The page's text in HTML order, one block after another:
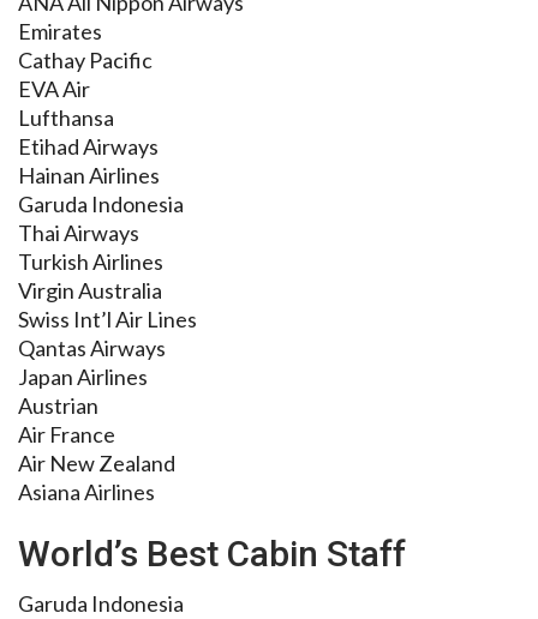
Emirates
Cathay Pacific
EVA Air
Lufthansa
Etihad Airways
Hainan Airlines
Garuda Indonesia
Thai Airways
Turkish Airlines
Virgin Australia
Swiss Int’l Air Lines
Qantas Airways
Japan Airlines
Austrian
Air France
Air New Zealand
Asiana Airlines
World’s Best Cabin Staff
Garuda Indonesia